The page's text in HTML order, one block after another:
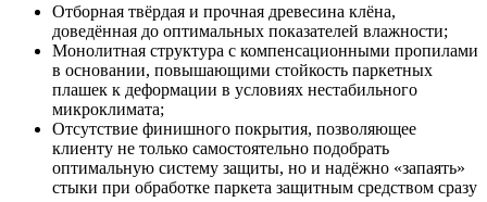
Отборная твёрдая и прочная древесина клёна,
доведённая до оптимальных показателей влажности;
Монолитная структура с компенсационными пропилами
в основании, повышающими стойкость паркетных
плашек к деформации в условиях нестабильного
микроклимата;
Отсутствие финишного покрытия, позволяющее
клиенту не только самостоятельно подобрать
оптимальную систему защиты, но и надёжно «запаять»
стыки при обработке паркета защитным средством сразу